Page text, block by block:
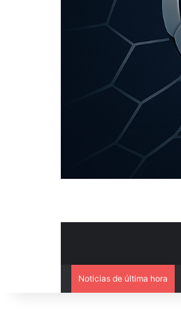
Noticias de última hora